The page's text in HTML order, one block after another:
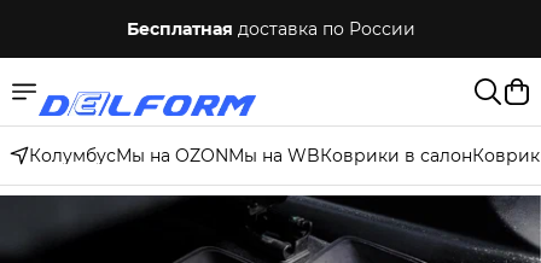
Бесплатная доставка по России
КолумбусМы на OZONМы на WBКоврики в салон